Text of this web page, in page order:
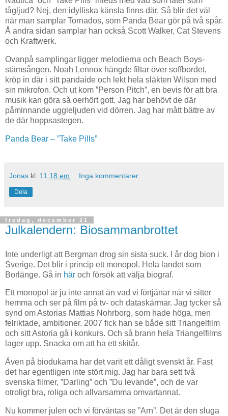
tågljud? Nej, den idylliska känsla finns där. Så blir det väl
när man samplar Tornados, som Panda Bear gör på två spår.
Å andra sidan samplar han också Scott Walker, Cat Stevens
och Kraftwerk.
Ovanpå samplingar ligger melodierna och Beach Boys-
stämsången. Noah Lennox hängde filtar över soffbordet,
kröp in där i sitt pandaide och lekt hela släkten Wilson med
sin mikrofon. Och ut kom ”Person Pitch”, en bevis för att bra
musik kan göra så oerhört gott. Jag har behövt de där
påminnande uggleljuden vid dörren. Jag har mått bättre av
de där hoppsastegen.
Panda Bear – ”Take Pills”
Jonas kl. 11:18 em Inga kommentarer:
Dela
fredag, december 21
Julkalendern: Biosammanbrottet
Inte underligt att Bergman drog sin sista suck. I år dog bion i
Sverige. Det blir i princip ett monopol. Hela landet som
Borlänge. Gå in här och försök att välja biograf.
Ett monopol är ju inte annat än vad vi förtjänar när vi sitter
hemma och ser på film på tv- och dataskärmar. Jag tycker så
synd om Astorias Mattias Nohrborg, som hade höga, men
felriktade, ambitioner. 2007 fick han se både sitt Triangelfilm
och sitt Astoria gå i konkurs. Och så brann hela Triangelfilms
lager upp. Snacka om att ha ett skitår.
Även på biodukarna har det varit ett dåligt svenskt år. Fast
det har egentligen inte stört mig. Jag har bara sett två
svenska filmer, ”Darling” och ”Du levande”, och de var
otroligt bra, roliga och allvarsamma omvartannat.
Nu kommer julen och vi förväntas se ”Arn”. Det är den sluga